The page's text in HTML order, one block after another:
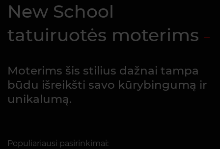
New School
tatuiruotės moterims
Moterims šis stilius dažnai tampa
būdu išreikšti savo kūrybingumą ir
unikalumą.
Populiariausi pasirinkimai: